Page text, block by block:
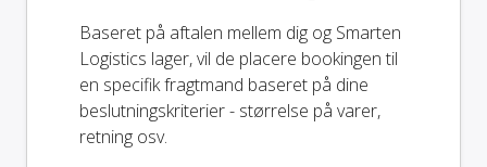
Baseret på aftalen mellem dig og Smarten
Logistics lager, vil de placere bookingen til
en specifik fragtmand baseret på dine
beslutningskriterier - størrelse på varer,
retning osv.